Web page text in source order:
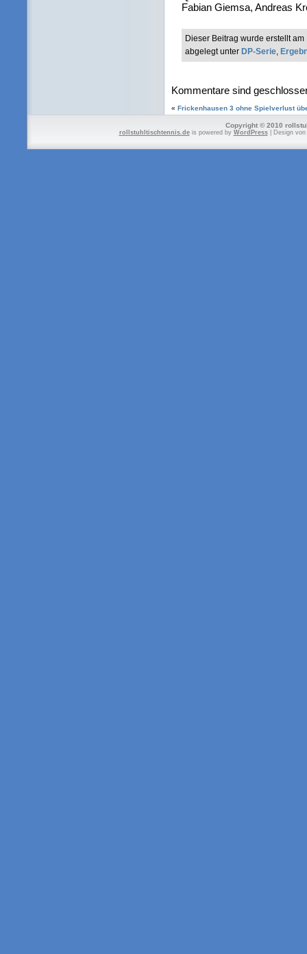
Fabian Giemsa, Andreas
Dieser Beitrag wurde erstellt
abgelegt unter DP-Serie
Kommentare sind
« Frickenhausen 3 ohne Spielverlust
Copyright © 2010
rollstuhltischtennis.deis powered by WordPress| Design von